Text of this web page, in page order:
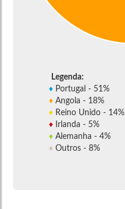
Legenda:
♦ Portugal - 51%
♦ Angola - 18%
♦ Reino Unido - 14%
♦ Irlanda - 5%
♦ Alemanha - 4%
♦ Outros - 8%